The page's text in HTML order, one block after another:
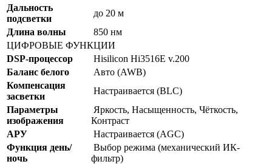
Дальность
подсветки
до 20 м
Длина волны
850 нм
ЦИФРОВЫЕ ФУНКЦИИ
DSP-процессор
Hisilicon Hi3516E v.200
Баланс белого
Авто (AWB)
Компенсация
засветки
Настраивается (BLC)
Параметры
изображения
Яркость, Насыщенность, Чёткость,
Контраст
АРУ
Настраивается (AGC)
Функция день/
ночь
Выбор режима (механический ИК-
фильтр)